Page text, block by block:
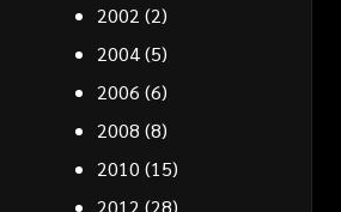
2002 (2)
2004(5)
2006 (6)
2008 (8)
2010 (15)
2012 (28)